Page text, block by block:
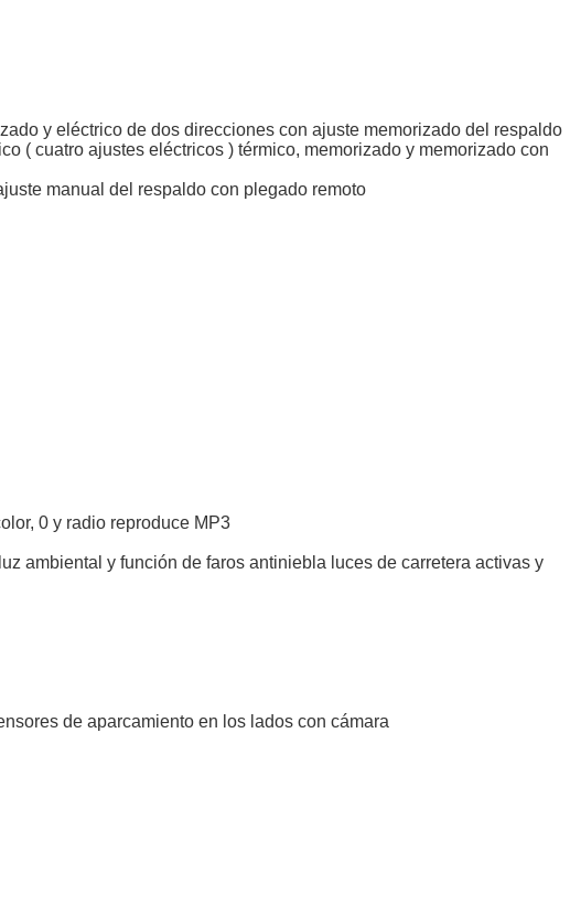
y eléctrico de dos direcciones con ajuste memorizado del respaldo
( cuatro ajustes eléctricos ) térmico, memorizado y memorizado con
manual del respaldo con plegado remoto
0 y radio reproduce MP3
ambiental y función de faros antiniebla luces de carretera activas y
de aparcamiento en los lados con cámara